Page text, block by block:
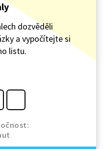
dozvěděli
a vypočítejte si
listu.